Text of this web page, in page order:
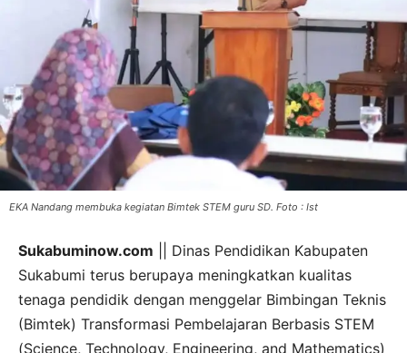
EKA Nandang membuka kegiatan Bimtek STEM guru SD. Foto : Ist
Sukabuminow.com || Dinas Pendidikan Kabupaten
Sukabumi terus berupaya meningkatkan kualitas
tenaga pendidik dengan menggelar Bimbingan Teknis
(Bimtek) Transformasi Pembelajaran Berbasis STEM
(Science, Technology, Engineering, and Mathematics)